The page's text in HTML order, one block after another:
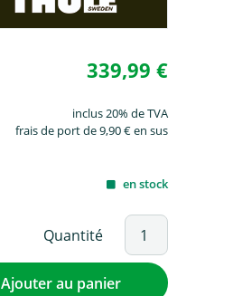
339,99 €
inclus 20% de TVA
frais de port de 9,90 € en sus
en stock
Quantité
Ajouter au panier